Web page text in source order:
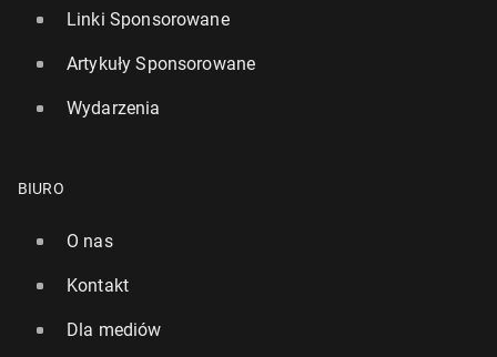
Linki Sponsorowane
Artykuły Sponsorowane
Wydarzenia
BIURO
O nas
Kontakt
Dla mediów